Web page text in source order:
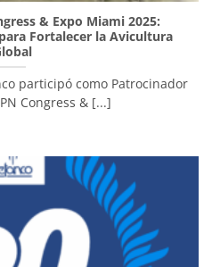
& Expo Miami 2025:
Fortalecer la Avicultura
participó como Patrocinador
Congress & [...]